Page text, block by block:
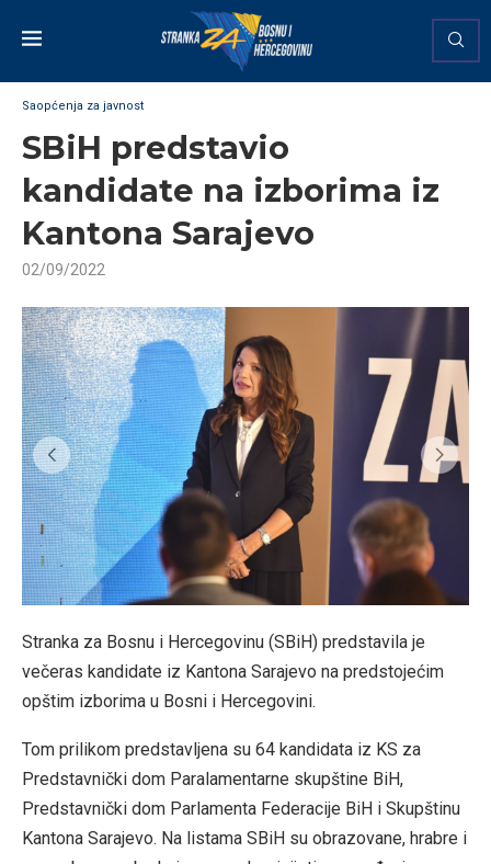
Saopćenja za javnost
SBiH predstavio
kandidate na izborima iz
Kantona Sarajevo
02/09/2022
Stranka za Bosnu i Hercegovinu (SBiH) predstavila je
večeras kandidate iz Kantona Sarajevo na predstojećim
opštim izborima u Bosni i Hercegovini.
Tom prilikom predstavljena su 64 kandidata iz KS za
Predstavnički dom Paralamentarne skupštine BiH,
Predstavnički dom Parlamenta Federacije BiH i Skupštinu
Kantona Sarajevo. Na listama SBiH su obrazovane, hrabre i